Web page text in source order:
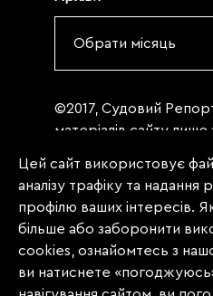
Обрати місяць
©2017, Судовий
матеріалів сайту
«Судовий репортер»
абзацу. Матеріали,
заборона на повну
(передрук,
інше використання),
передруковувати без
Цей сайт використовує
аналізу трафіку та надання
профілю ваших інтересів.
більше або заборонити
cookies, ознайомтесь з
ви натиснете